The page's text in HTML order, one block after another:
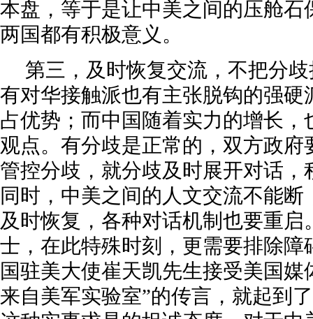
本盘，等于是让中美之间的压舱石
两国都有积极意义。
第三，及时恢复交流，不把分
有对华接触派也有主张脱钩的强硬
占优势；而中国随着实力的增长，
观点。有分歧是正常的，双方政府
管控分歧，就分歧及时展开对话，
同时，中美之间的人文交流不能
及时恢复，各种对话机制也要重启
士，在此特殊时刻，更需要排除障
国驻美大使崔天凯先生接受美国媒
来自美军实验室”的传言，就起到